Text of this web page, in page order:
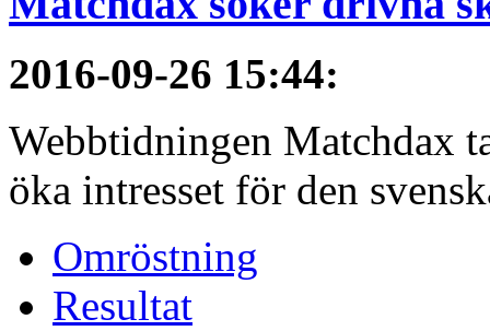
2016-09-26 15:44:
Webbtidningen Matchdax
öka intresset för den
Omröstning
Resultat